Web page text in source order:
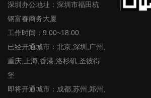
深圳办公地址：深圳市福田杭
钢富春商务大厦
工作时间：9:00~18:00
已经开通城市：北京,深圳,广州,
重庆,上海,香港,洛杉矶,圣彼得
堡
即将开通城市：成都,苏州,郑州,